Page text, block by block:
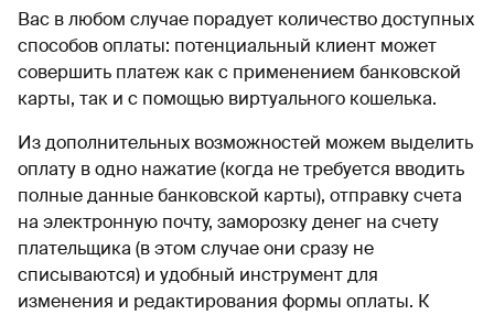
Вас в любом случае порадует количество доступных
способов оплаты: потенциальный клиент может
совершить платеж как с применением банковской
карты, так и с помощью виртуального кошелька.
Из дополнительных возможностей можем выделить
оплату в одно нажатие (когда не требуется вводить
полные данные банковской карты), отправку счета
на электронную почту, заморозку денег на счету
плательщика (в этом случае они сразу не
списываются) и удобный инструмент для
изменения и редактирования формы оплаты. К